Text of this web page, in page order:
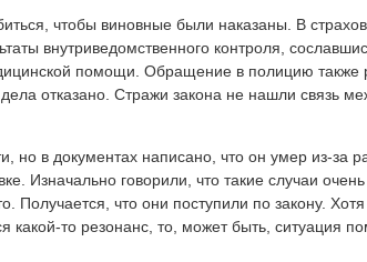
чтобы виновные были наказаны. В
внутриведомственного контроля,
помощи. Обращение в полицию также
отказано. Стражи закона не нашли связь
но в документах написано, что он умер из-за
Изначально говорили, что такие случаи
Получается, что они поступили по закону.
какой-то резонанс, то, может быть, ситуация